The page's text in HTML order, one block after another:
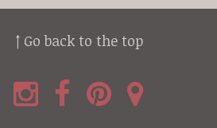
↑ Go back to the top